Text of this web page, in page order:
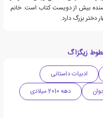
بیش از دویست کتاب است. خانم
دختر بزرگ دارد.
زیگزاگ
ادبیات داستانی
دهه 2010 میلادی